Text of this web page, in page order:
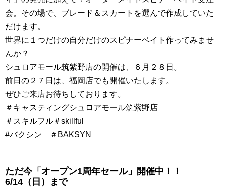
会。その場で、ブレード＆スカートを選んで作成していた
だけます。
世界に１つだけの自分だけのスピナーベイト作ってみませ
んか？
シュロアモール筑紫野店の開催は、６月２８日。
前日の２７日は、福岡店でも開催いたします。
ぜひご来店お待ちしております。
＃キャスティングシュロアモール筑紫野店
＃スキルフル＃skillful
#バクシン ＃BAKSYN
ただ今「オープン1周年セール」開催中！！
6/14（日）まで